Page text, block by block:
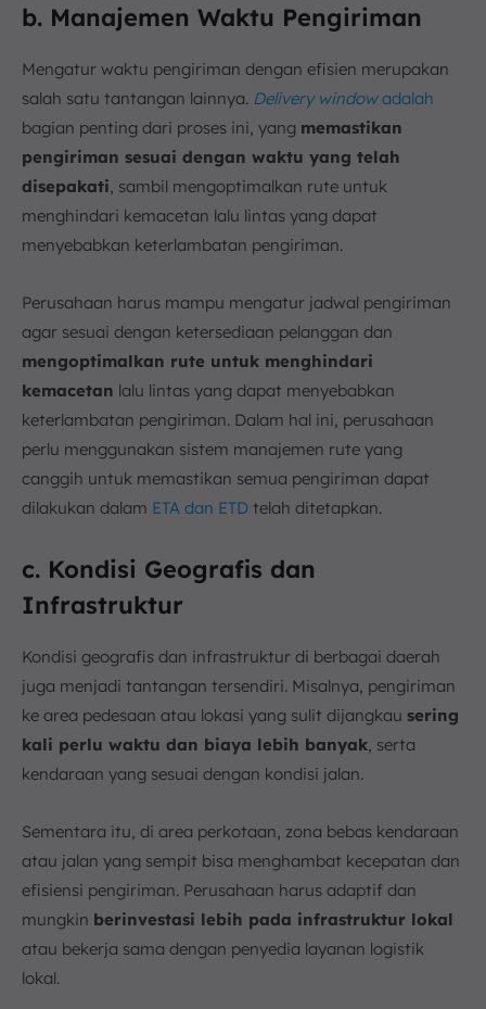
b. Manajemen Waktu Pengiriman
Mengatur waktu pengiriman dengan efisien merupakan
salah satu tantangan lainnya. Delivery windowadalah
bagian penting dari proses ini, yang memastikan
pengiriman sesuai dengan waktu yang telah
disepakati , sambil mengoptimalkan rute untuk
menghindari kemacetan lalu lintas yang dapat
menyebabkan keterlambatan pengiriman.
Perusahaan harus mampu mengatur jadwal pengiriman
agar sesuai dengan ketersediaan pelanggan dan
mengoptimalkan rute untuk menghindari
kemacetan lalu lintas yang dapat menyebabkan
keterlambatan pengiriman. Dalam hal ini, perusahaan
perlu menggunakan sistem manajemen rute yang
canggih untuk memastikan semua pengiriman dapat
dilakukan dalam ETA dan ETD telah ditetapkan.
c. Kondisi Geografis dan
Infrastruktur
Kondisi geografis dan infrastruktur di berbagai daerah
juga menjadi tantangan tersendiri. Misalnya, pengiriman
ke area pedesaan atau lokasi yang sulit dijangkau sering
kali perlu waktu dan biaya lebih banyak , serta
kendaraan yang sesuai dengan kondisi jalan.
Sementara itu, di area perkotaan, zona bebas kendaraan
atau jalan yang sempit bisa menghambat kecepatan dan
efisiensi pengiriman. Perusahaan harus adaptif dan
mungkin berinvestasi lebih pada infrastruktur lokal
atau bekerja sama dengan penyedia layanan logistik
lokal.